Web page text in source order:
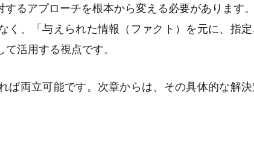
るアプローチを根本から変える必要があります
く、「与えられた情報（ファクト）を元に、指
活用する視点です。
ば両立可能です。次章からは、その具体的な解